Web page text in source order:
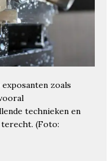
zoals
technieken en
terecht. (Foto: